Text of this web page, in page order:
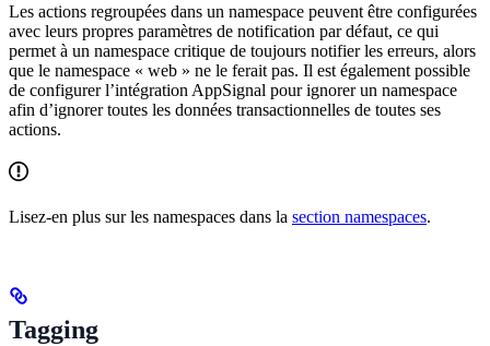
Les actions regroupées dans un namespace peuvent être configurées
avec leurs propres paramètres de notification par défaut, ce qui
permet à un namespace critique de toujours notifier les erreurs, alors
que le namespace « web » ne le ferait pas. Il est également possible
de configurer l’intégration AppSignal pour ignorer un namespace
afin d’ignorer toutes les données transactionnelles de toutes ses
actions.
Lisez-en plus sur les namespaces dans la section namespaces.
Tagging